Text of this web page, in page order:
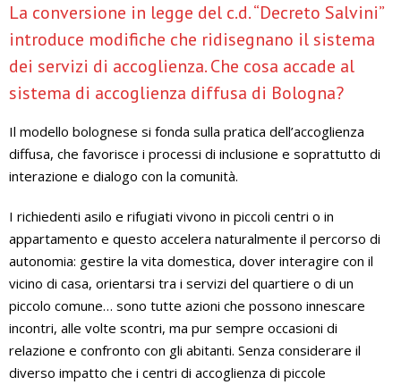
La conversione in legge del c.d. “Decreto Salvini”
introduce modifiche che ridisegnano il sistema
dei servizi di accoglienza. Che cosa accade al
sistema di accoglienza diffusa di Bologna?
Il modello bolognese si fonda sulla pratica dell’accoglienza
diffusa, che favorisce i processi di inclusione e soprattutto di
interazione e dialogo con la comunità.
I richiedenti asilo e rifugiati vivono in piccoli centri o in
appartamento e questo accelera naturalmente il percorso di
autonomia: gestire la vita domestica, dover interagire con il
vicino di casa, orientarsi tra i servizi del quartiere o di un
piccolo comune… sono tutte azioni che possono innescare
incontri, alle volte scontri, ma pur sempre occasioni di
relazione e confronto con gli abitanti. Senza considerare il
diverso impatto che i centri di accoglienza di piccole